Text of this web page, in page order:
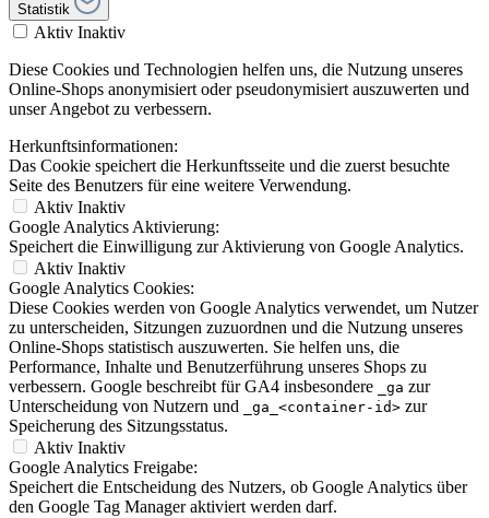
Statistik
Aktiv Inaktiv
Diese Cookies und Technologien helfen uns, die Nutzung unseres
Online-Shops anonymisiert oder pseudonymisiert auszuwerten und
unser Angebot zu verbessern.
Herkunftsinformationen:
Das Cookie speichert die Herkunftsseite und die zuerst besuchte
Seite des Benutzers für eine weitere Verwendung.
Aktiv Inaktiv
Google Analytics Aktivierung:
Speichert die Einwilligung zur Aktivierung von Google Analytics.
Aktiv Inaktiv
Google Analytics Cookies:
Diese Cookies werden von Google Analytics verwendet, um Nutzer
zu unterscheiden, Sitzungen zuzuordnen und die Nutzung unseres
Online-Shops statistisch auszuwerten. Sie helfen uns, die
Performance, Inhalte und Benutzerführung unseres Shops zu
verbessern. Google beschreibt für GA4 insbesondere
_ga zur
Unterscheidung von Nutzern und
_ga_<container-id> zur
Speicherung des Sitzungsstatus.
Aktiv Inaktiv
Google Analytics Freigabe:
Speichert die Entscheidung des Nutzers, ob Google Analytics über
den Google Tag Manager aktiviert werden darf.